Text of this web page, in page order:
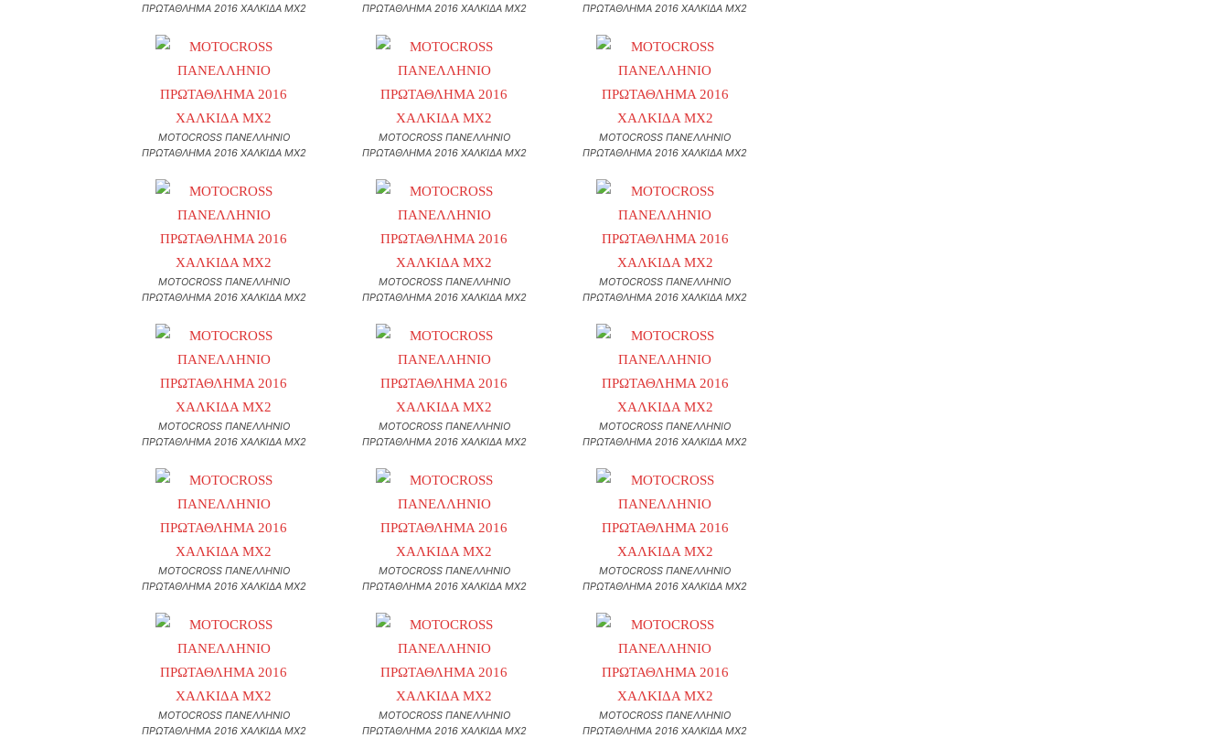
ΠΡΩΤΑΘΛΗΜΑ 2016 ΧΑΛΚΙΔΑ MX2
ΠΡΩΤΑΘΛΗΜΑ 2016 ΧΑΛΚΙΔΑ MX2
ΠΡΩΤΑΘΛΗΜΑ 2016 ΧΑΛΚΙΔΑ MX2
MOTOCROSS ΠΑΝΕΛΛΗΝΙΟ
ΠΡΩΤΑΘΛΗΜΑ 2016 ΧΑΛΚΙΔΑ MX2
MOTOCROSS ΠΑΝΕΛΛΗΝΙΟ
ΠΡΩΤΑΘΛΗΜΑ 2016 ΧΑΛΚΙΔΑ MX2
MOTOCROSS ΠΑΝΕΛΛΗΝΙΟ
ΠΡΩΤΑΘΛΗΜΑ 2016 ΧΑΛΚΙΔΑ MX2
MOTOCROSS ΠΑΝΕΛΛΗΝΙΟ
ΠΡΩΤΑΘΛΗΜΑ 2016 ΧΑΛΚΙΔΑ MX2
MOTOCROSS ΠΑΝΕΛΛΗΝΙΟ
ΠΡΩΤΑΘΛΗΜΑ 2016 ΧΑΛΚΙΔΑ MX2
MOTOCROSS ΠΑΝΕΛΛΗΝΙΟ
ΠΡΩΤΑΘΛΗΜΑ 2016 ΧΑΛΚΙΔΑ MX2
MOTOCROSS ΠΑΝΕΛΛΗΝΙΟ
ΠΡΩΤΑΘΛΗΜΑ 2016 ΧΑΛΚΙΔΑ MX2
MOTOCROSS ΠΑΝΕΛΛΗΝΙΟ
ΠΡΩΤΑΘΛΗΜΑ 2016 ΧΑΛΚΙΔΑ MX2
MOTOCROSS ΠΑΝΕΛΛΗΝΙΟ
ΠΡΩΤΑΘΛΗΜΑ 2016 ΧΑΛΚΙΔΑ MX2
MOTOCROSS ΠΑΝΕΛΛΗΝΙΟ
ΠΡΩΤΑΘΛΗΜΑ 2016 ΧΑΛΚΙΔΑ MX2
MOTOCROSS ΠΑΝΕΛΛΗΝΙΟ
ΠΡΩΤΑΘΛΗΜΑ 2016 ΧΑΛΚΙΔΑ MX2
MOTOCROSS ΠΑΝΕΛΛΗΝΙΟ
ΠΡΩΤΑΘΛΗΜΑ 2016 ΧΑΛΚΙΔΑ MX2
MOTOCROSS ΠΑΝΕΛΛΗΝΙΟ
ΠΡΩΤΑΘΛΗΜΑ 2016 ΧΑΛΚΙΔΑ MX2
MOTOCROSS ΠΑΝΕΛΛΗΝΙΟ
ΠΡΩΤΑΘΛΗΜΑ 2016 ΧΑΛΚΙΔΑ MX2
MOTOCROSS ΠΑΝΕΛΛΗΝΙΟ
ΠΡΩΤΑΘΛΗΜΑ 2016 ΧΑΛΚΙΔΑ MX2